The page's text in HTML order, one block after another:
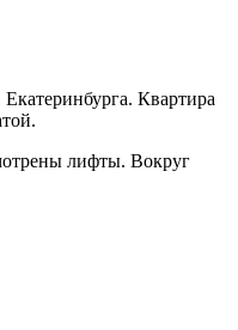
Квартира
лифты. Вокруг